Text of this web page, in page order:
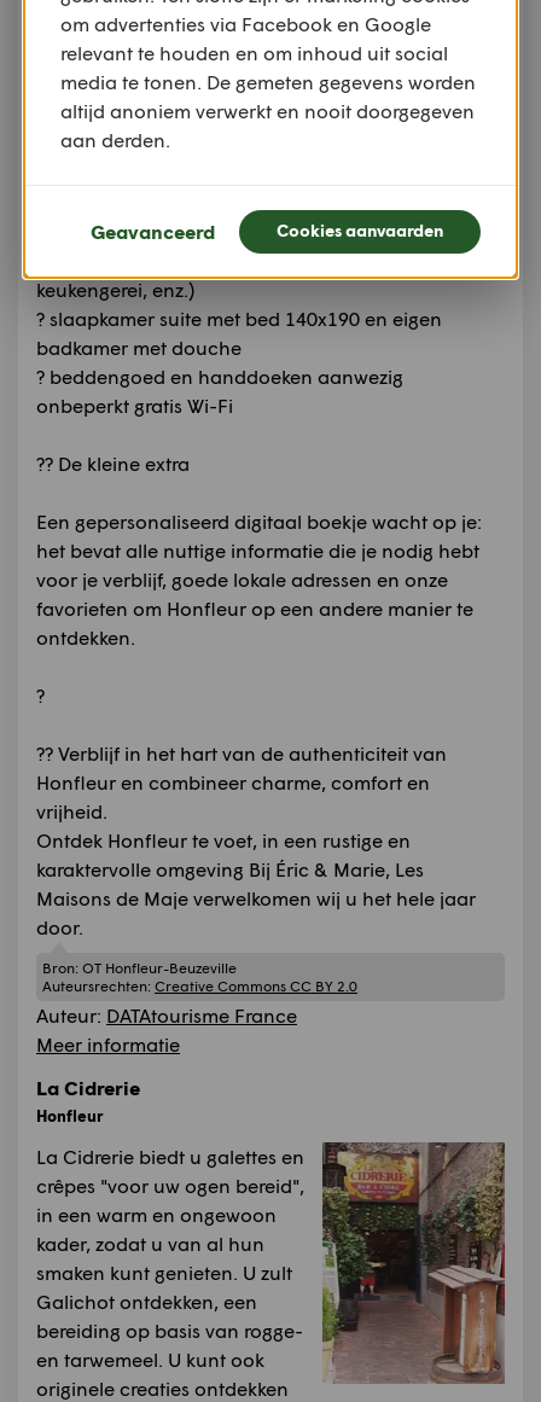
?? Uw cocon in Honfleur
Dit comfortabele appartement met een slaapkamer
is perfect voor koppels of singles:
? gezellige woonkamer met sofa en televisie (TNT)
waterkoker, broodrooster, afzuigkap,
wasmachine/droger, strijkijzer, stofzuiger, volledig
keukengerei, enz.)
? slaapkamer suite met bed 140x190 en eigen
badkamer met douche
? beddengoed en handdoeken aanwezig
onbeperkt gratis Wi-Fi
?? De kleine extra
Een gepersonaliseerd digitaal boekje wacht op je:
het bevat alle nuttige informatie die je nodig hebt
voor je verblijf, goede lokale adressen en onze
favorieten om Honfleur op een andere manier te
ontdekken.
?
?? Verblijf in het hart van de authenticiteit van
Honfleur en combineer charme, comfort en
vrijheid.
Ontdek Honfleur te voet, in een rustige en
karaktervolle omgeving Bij Éric & Marie, Les
Maisons de Maje verwelkomen wij u het hele jaar
door.
Bron: OT Honfleur-Beuzeville
Auteursrechten: Creative Commons CC BY 2.0
Auteur: DATAtourisme France
Meer informatie
La Cidrerie
Honfleur
La Cidrerie biedt u galettes en
crêpes "voor uw ogen bereid",
in een warm en ongewoon
kader, zodat u van al hun
smaken kunt genieten. U zult
Galichot ontdekken, een
bereiding op basis van rogge-
en tarwemeel. U kunt ook
originele creaties ontdekken
om advertenties via Facebook en Google
relevant te houden en om inhoud uit social
media te tonen. De gemeten gegevens worden
altijd anoniem verwerkt en nooit doorgegeven
aan derden.
Geavanceerd Cookies aanvaarden